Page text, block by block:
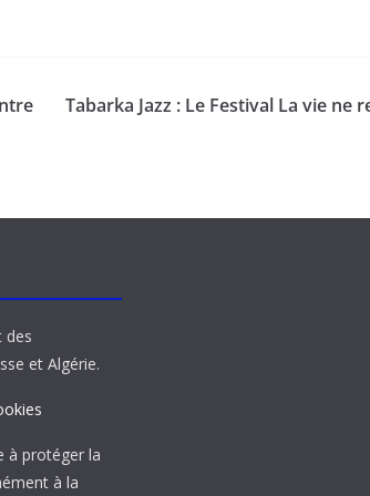
Tabarka Jazz : Le Festival La vie ne
des
et Algérie.
à protéger la
à la